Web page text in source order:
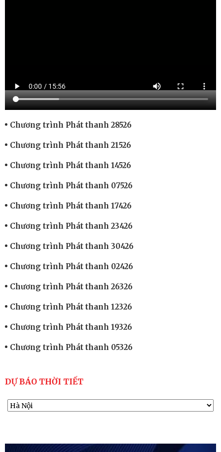
Chương trình Phát thanh 28526
Chương trình Phát thanh 21526
Chương trình Phát thanh 14526
Chương trình Phát thanh 07526
Chương trình Phát thanh 17426
Chương trình Phát thanh 23426
Chương trình Phát thanh 30426
Chương trình Phát thanh 02426
Chương trình Phát thanh 26326
Chương trình Phát thanh 12326
Chương trình Phát thanh 19326
Chương trình Phát thanh 05326
DỰ BÁO THỜI TIẾT